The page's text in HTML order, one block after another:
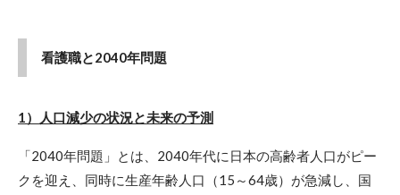
看護職と2040年問題
1）人口減少の状況と未来の予測
「2040年問題」とは、2040年代に日本の高齢者人口がピー
クを迎え、同時に生産年齢人口（15～64歳）が急減し、国